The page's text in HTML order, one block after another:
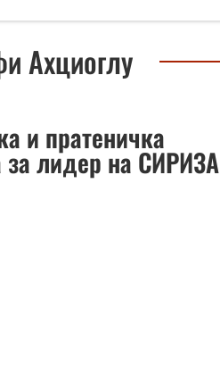
Ахциоглу
и пратеничка
за лидер на СИРИЗА